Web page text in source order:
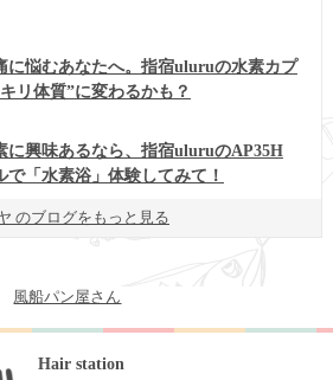
に悩むあなたへ。指宿uluruの水素カプ
リ体質”に変わるかも？
に興味あるなら、指宿uluruのAP35H
で「水素浴」体験してみて！
のブログをもっと見る
風船パン屋さん
Hair station